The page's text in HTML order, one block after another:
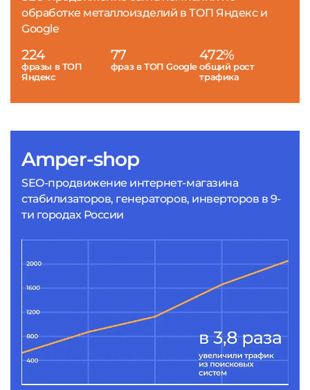
Amper-shop
SEO-продвижение интернет-магазина
стабилизаторов, генераторов, инверторов в 9-
ти городах России
обработке металлоизделий в ТОП Яндекс и
Google
224
фразы в ТОП
Яндекс
77
фраз в ТОП Google
472%
общий рост
трафика